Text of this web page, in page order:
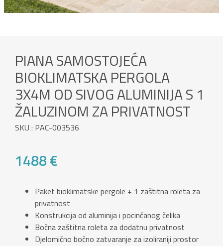
PIANA SAMOSTOJEĆA
BIOKLIMATSKA PERGOLA
3X4M OD SIVOG ALUMINIJA S 1
ŽALUZINOM ZA PRIVATNOST
SKU : PAC-003536
1488 €
Paket bioklimatske pergole + 1 zaštitna roleta za
privatnost
Konstrukcija od aluminija i pocinčanog čelika
Bočna zaštitna roleta za dodatnu privatnost
Djelomično bočno zatvaranje za izoliraniji prostor